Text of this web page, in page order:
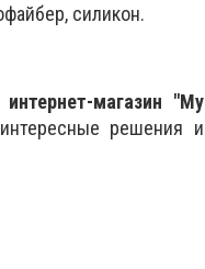
силикон.
интернет-магазин "My
решения и